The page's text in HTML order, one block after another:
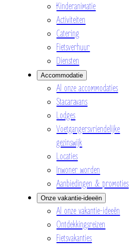
Kinderanimatie
Activiteiten
Catering
Fietsverhuur
Diensten
Accommodatie
Al onze accommodaties
Stacaravans
Lodges
Voetgangersvriendelijke
gezinswijk
Locaties
Inwoner worden
Aanbiedingen & promoties
Onze vakantie-ideeën
Al onze vakantie-ideeën
Ontdekkingsreizen
Fietsvakanties